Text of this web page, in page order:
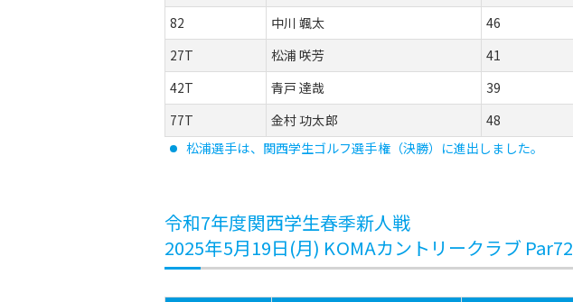
82
中川 颯太 46
27T
松浦 咲芳 41
42T
青戸 達哉 39
77T
金村 功太郎 48
松浦選手は、関西学生ゴルフ選手権（決勝）に進出しました。
令和7年度関西学生春季新人戦
2025年5月19日(月) KOMAカントリークラブ Par72